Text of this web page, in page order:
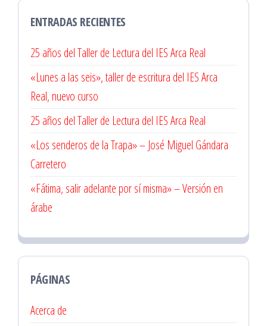
ENTRADAS RECIENTES
25 años del Taller de Lectura del IES Arca Real
«Lunes a las seis», taller de escritura del IES Arca
Real, nuevo curso
25 años del Taller de Lectura del IES Arca Real
«Los senderos de la Trapa» – José Miguel Gándara
Carretero
«Fátima, salir adelante por sí misma» – Versión en
árabe
PÁGINAS
Acerca de